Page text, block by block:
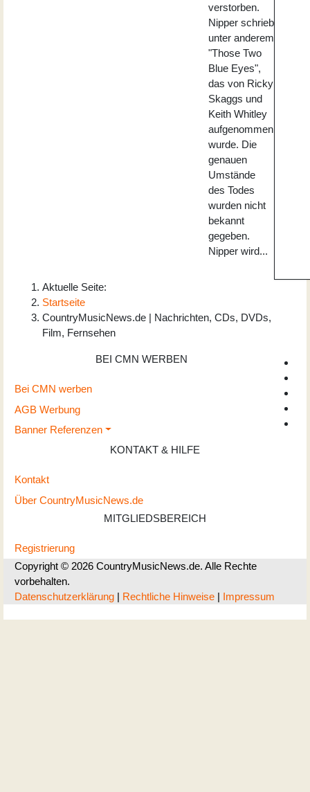
verstorben.
Nipper schrieb
unter anderem
"Those Two
Blue Eyes",
das von Ricky
Skaggs und
Keith Whitley
aufgenommen
wurde. Die
genauen
Umstände
des Todes
wurden nicht
bekannt
gegeben.
Nipper wird...
Aktuelle Seite:
Startseite
CountryMusicNews.de | Nachrichten, CDs, DVDs,
Film, Fernsehen
BEI CMN WERBEN
Bei CMN werben
AGB Werbung
Banner Referenzen
KONTAKT & HILFE
Kontakt
Über CountryMusicNews.de
MITGLIEDSBEREICH
Registrierung
Copyright © 2026 CountryMusicNews.de. Alle Rechte
vorbehalten.
Datenschutzerklärung | Rechtliche Hinweise | Impressum